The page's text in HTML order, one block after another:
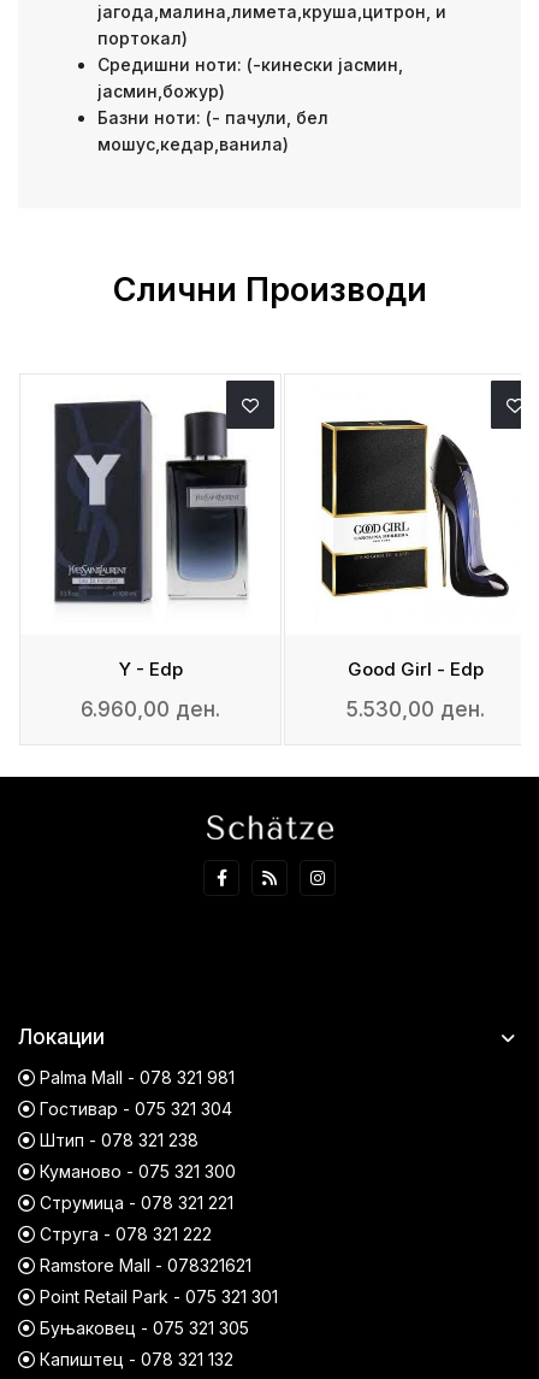
јагода,малина,лимета,круша,цитрон, и
портокал)
Средишни ноти: (-кинески јасмин,
јасмин,божур)
Базни ноти: (- пачули, бел
мошус,кедар,ванила)
Слични Производи
Y - Edp
6.960,00 ден.
Good Girl - Edp
5.530,00 ден.
Локации
Palma Mall - 078 321 981
Гостивар - 075 321 304
Штип - 078 321 238
Куманово - 075 321 300
Струмица - 078 321 221
Струга - 078 321 222
Ramstore Mall - 078321621
Point Retail Park - 075 321 301
Буњаковец - 075 321 305
Капиштец - 078 321 132